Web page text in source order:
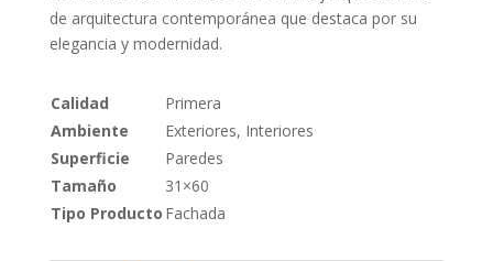
de arquitectura contemporánea que destaca por su
elegancia y modernidad.
Calidad
Primera
Ambiente
Exteriores, Interiores
Superficie
Paredes
Tamaño
31×60
Tipo Producto Fachada